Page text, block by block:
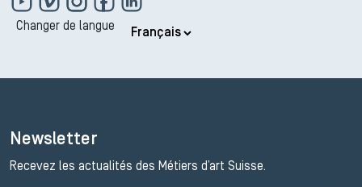
Changer de langue
Newsletter
Recevez les actualités des Métiers d’art Suisse.